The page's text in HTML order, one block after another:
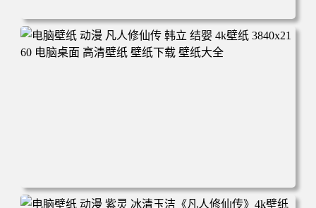
电脑壁纸 动漫角色 卡通场景 夏日休闲 夏日壁纸 治愈系 童
年回忆 荷塘荷叶 蜡笔小新 电脑桌面 高清壁纸 壁纸下载 壁
电脑壁纸 动漫 凡人修仙传 韩立 结婴 4k壁纸 3840x2160 电